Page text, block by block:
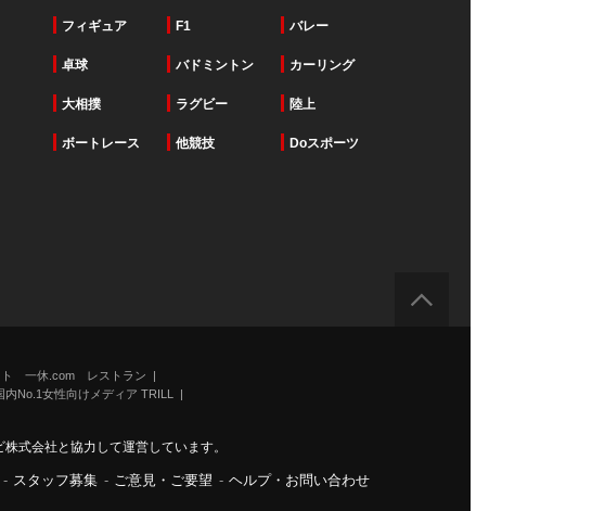
フィギュア F1 バレー
卓球 バドミントン カーリング
大相撲 ラグビー 陸上
ボートレース 他競技 Doスポーツ
ト 一休.com レストラン
内No.1女性向けメディア TRILL
式会社と協力して運営しています。
- スタッフ募集 - ご意見・ご要望 - ヘルプ・お問い合わせ